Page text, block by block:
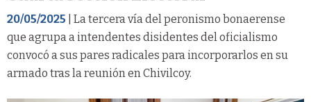
20/05/2025 | La tercera vía del peronismo bonaerense
que agrupa a intendentes disidentes del oficialismo
convocó a sus pares radicales para incorporarlos en su
armado tras la reunión en Chivilcoy.